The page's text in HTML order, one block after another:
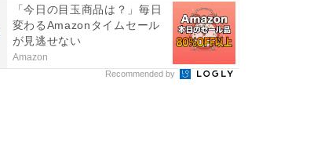
「今日の目玉商品は？」毎日
変わるAmazonタイムセール
が見逃せない
Amazon
Recommended by